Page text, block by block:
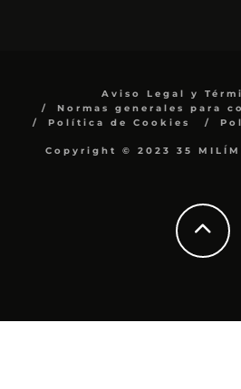
Aviso Legal y
Normas generales para
Política de Cookies
Copyright © 2023 35